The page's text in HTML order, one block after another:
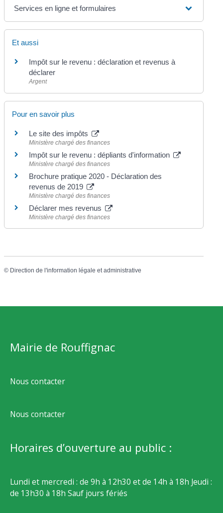
Services en ligne et formulaires
Et aussi
Impôt sur le revenu : déclaration et revenus à
déclarer
Argent
Pour en savoir plus
Le site des impôts
Ministère chargé des finances
Impôt sur le revenu : dépliants d'information
Ministère chargé des finances
Brochure pratique 2020 - Déclaration des
revenus de 2019
Ministère chargé des finances
Déclarer mes revenus
Ministère chargé des finances
© Direction de l'information légale et administrative
Mairie de Rouffignac
Nous contacter
Nous contacter
Horaires d’ouverture au public :
Lundi et mercredi : de 9h à 12h30 et de 14h à 18h Jeudi :
de 13h30 à 18h Sauf jours fériés